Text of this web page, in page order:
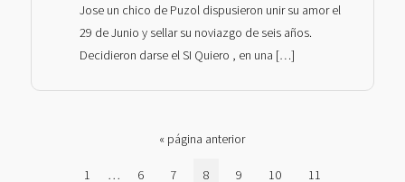
Jose un chico de Puzol dispusieron unir su amor el
29 de Junio y sellar su noviazgo de seis años.
Decidieron darse el SI Quiero , en una […]
« Ir
la
página anterior
Página
1 Páginas
… Página
6 Página
7 Página
8 Página
9 Página
10 Página
11